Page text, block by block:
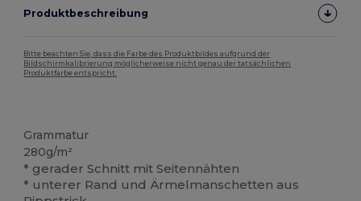
Produktbeschreibung
Bitte beachten Sie, dass die Farbe des Produktbildes aufgrund der
Bildschirmkalibrierung möglicherweise nicht genau der tatsächlichen
Produktfarbe entspricht.
Grammatur
280g/m²
* gerader Schnitt mit Seitennähten
* unterer Rand und Ärmelmanschetten aus